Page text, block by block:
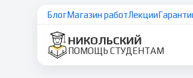
БлогМагазин работЛекции
НИКОЛЬСКИЙ
ПОМОЩЬ СТУДЕНТАМ